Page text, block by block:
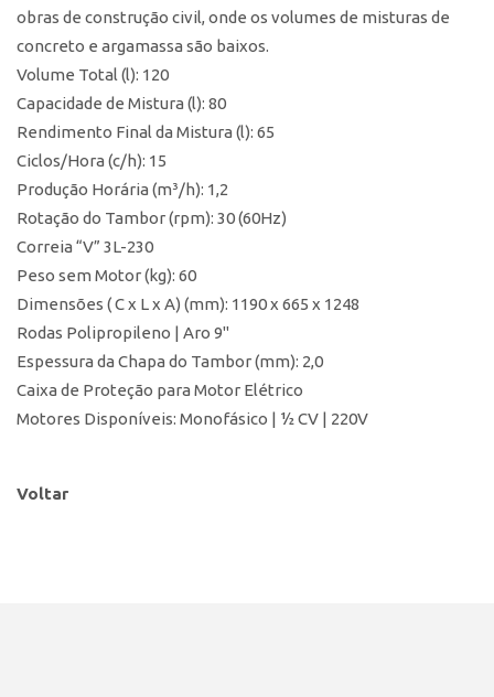
obras de construção civil, onde os volumes de misturas de
concreto e argamassa são baixos.
Volume Total (l): 120
Capacidade de Mistura (l): 80
Rendimento Final da Mistura (l): 65
Ciclos/Hora (c/h): 15
Produção Horária (m³/h): 1,2
Rotação do Tambor (rpm): 30 (60Hz)
Correia “V” 3L-230
Peso sem Motor (kg): 60
Dimensões ( C x L x A) (mm): 1190 x 665 x 1248
Rodas Polipropileno | Aro 9"
Espessura da Chapa do Tambor (mm): 2,0
Caixa de Proteção para Motor Elétrico
Motores Disponíveis: Monofásico | ½ CV | 220V
Voltar